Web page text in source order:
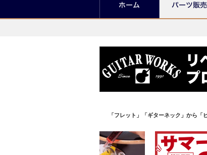
「フレット」「ギターネック」から